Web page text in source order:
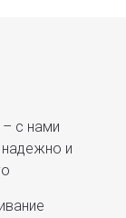
с нами
и